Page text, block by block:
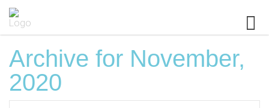
Archive for November,
2020